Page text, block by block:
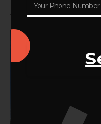
Articles Similaires